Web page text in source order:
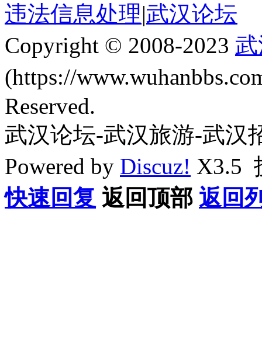
违法信息处理|武汉论坛
Copyright © 2008-2023
(https://
Reserved.
武汉论坛-武汉旅游-武汉
Powered by Discuz! X3.5
快速回复 返回顶部 返回